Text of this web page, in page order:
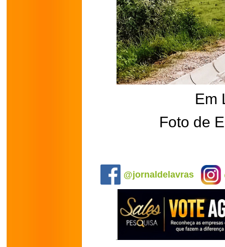
Em
Foto de
@jornaldelavras